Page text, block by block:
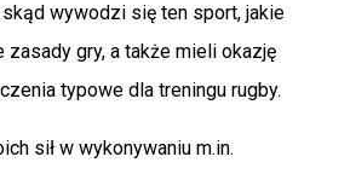
wywodzi się ten sport, jakie
gry, a także mieli okazję
typowe dla treningu rugby.
sił w wykonywaniu m.in.